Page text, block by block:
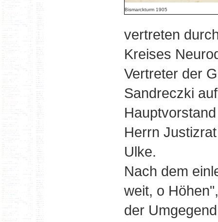
Bismarckturm 1905
vertreten
Kreises
Vertreter der
Sandreczki
Herrn
Ulke.
Nach dem
weit, o
der